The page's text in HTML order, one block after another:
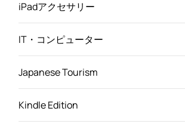
iPadアクセサリー
IT・コンピューター
Japanese Tourism
Kindle Edition